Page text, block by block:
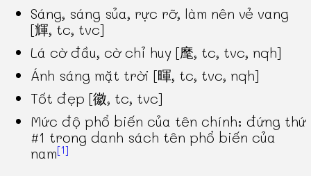
Sáng, sáng sủa, rực rỡ, làm nên vẻ vang
[輝, tc, tvc]
Lá cờ đầu, cờ chỉ huy [麾, tc, tvc, nqh]
Ánh sáng mặt trời [暉, tc, tvc, nqh]
Tốt đẹp [徽, tc, tvc]
Mức độ phổ biến của tên chính: đứng thứ
#1 trong danh sách tên phổ biến của
nam[1]